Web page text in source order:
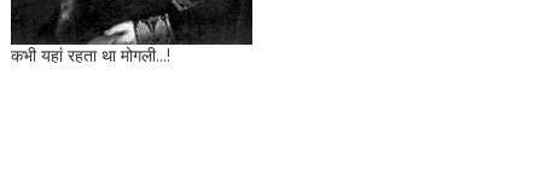
कभी यहां रहता था मोगली...!